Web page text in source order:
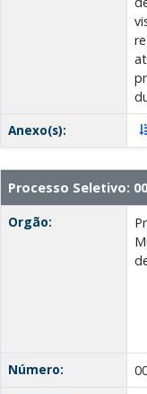
Anexo(s):
Processo Seletivo:
Orgão:
Número: